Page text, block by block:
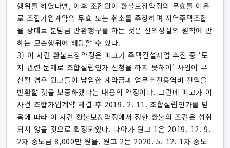
행위를 하였다면, 이후 조합원이 환불보장약정의 무효를 이유
로 조합가입계약의 무효 또는 취소를 주장하며 지역주택조합
을 상대로 분담금 반환청구를 하는 것은 신의성실의 원칙에 반
하는 모순행위에 해당할 수 있다.
3) 이 사건 환불보장약정은 피고가 주택건설사업 추진 중 ‘토
지 관련 문제로 조합설립인가 신청을 하지 못하여’ 사업이 무
산될 경우 원고들이 납입한 계약금과 업무추진용역비 전액을
반환할 것을 보증하겠다는 내용의 약정이다. 그런데 피고가 이
사건 조합가입계약 체결 후 2019. 2. 11. 조합설립인가를 받
음에 따라 이 사건 환불보장약정에서 정한 환불의 조건은 성취
되지 않을 것으로 확정되었다. 나아가 원고 1은 2019. 12. 9.
2차 중도금 8,000만 원을, 원고 2는 2020. 5. 12. 1차 중도